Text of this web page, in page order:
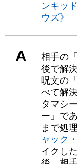
ンキッド
ウズ》
A
相手の
後で解
呪文の
べて解
タマシ
ー」で
まで処
ャック
イクし